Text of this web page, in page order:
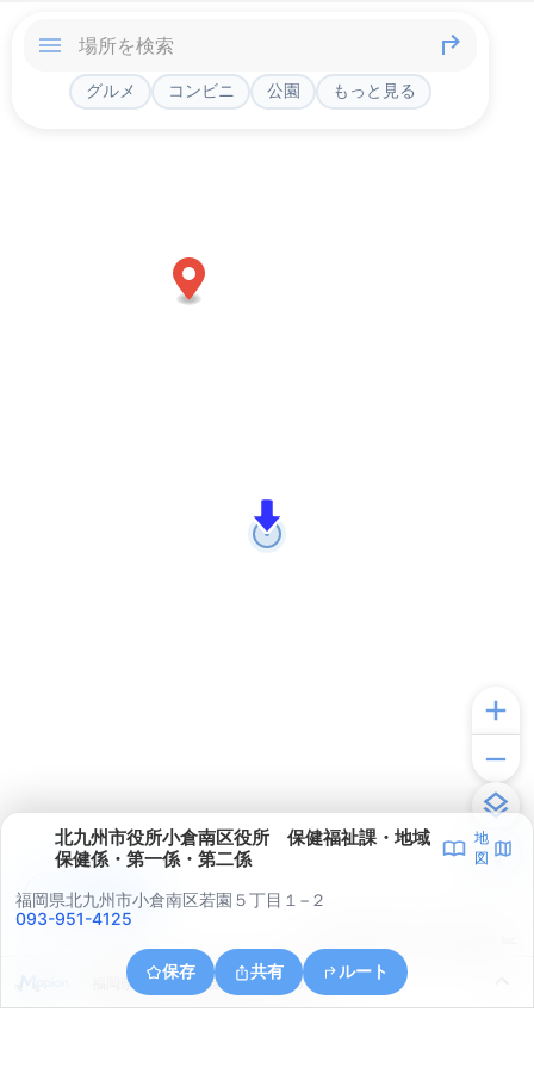
グルメ コンビニ 公園 もっと見る
北九州市役所小倉南区役所 保健福祉課・地域
保健係・第一係・第二係
地
図
福岡県北九州市小倉南区若園５丁目１−２
093-951-4125
保存 共有 ルート
福岡県北九州市小倉南区上石田３丁目１０
アプリで見る